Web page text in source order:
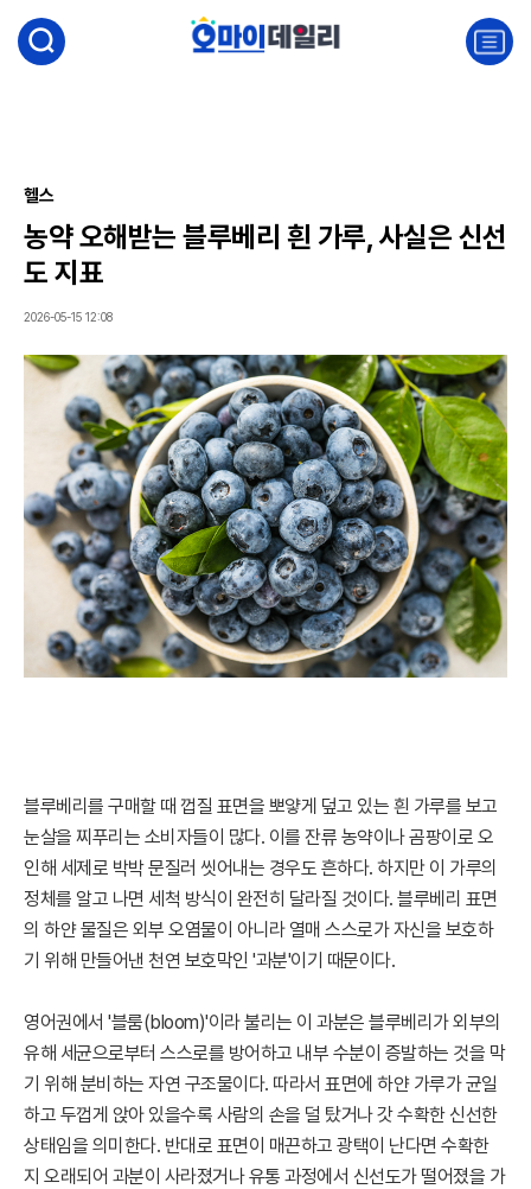
검
색
주
치
기
헬스
농약 오해받는 블루베리 흰 가루, 사실은 신선
도 지표
2026-05-15 12:08
블루베리를 구매할 때 껍질 표면을 뽀얗게 덮고 있는 흰 가루를 보고
눈살을 찌푸리는 소비자들이 많다. 이를 잔류 농약이나 곰팡이로 오
인해 세제로 박박 문질러 씻어내는 경우도 흔하다. 하지만 이 가루의
정체를 알고 나면 세척 방식이 완전히 달라질 것이다. 블루베리 표면
의 하얀 물질은 외부 오염물이 아니라 열매 스스로가 자신을 보호하
기 위해 만들어낸 천연 보호막인 '과분'이기 때문이다.
영어권에서 '블룸(bloom)'이라 불리는 이 과분은 블루베리가 외부의
유해 세균으로부터 스스로를 방어하고 내부 수분이 증발하는 것을 막
기 위해 분비하는 자연 구조물이다. 따라서 표면에 하얀 가루가 균일
하고 두껍게 앉아 있을수록 사람의 손을 덜 탔거나 갓 수확한 신선한
상태임을 의미한다. 반대로 표면이 매끈하고 광택이 난다면 수확한
지 오래되어 과분이 사라졌거나 유통 과정에서 신선도가 떨어졌을 가